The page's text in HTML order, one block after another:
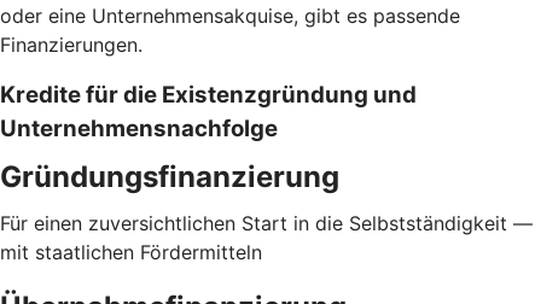
oder eine Unternehmensakquise, gibt es passende
Finanzierungen.
Kredite für die Existenzgründung und
Unternehmensnachfolge
Gründungsfinanzierung
Für einen zuversichtlichen Start in die Selbstständigkeit —
mit staatlichen Fördermitteln